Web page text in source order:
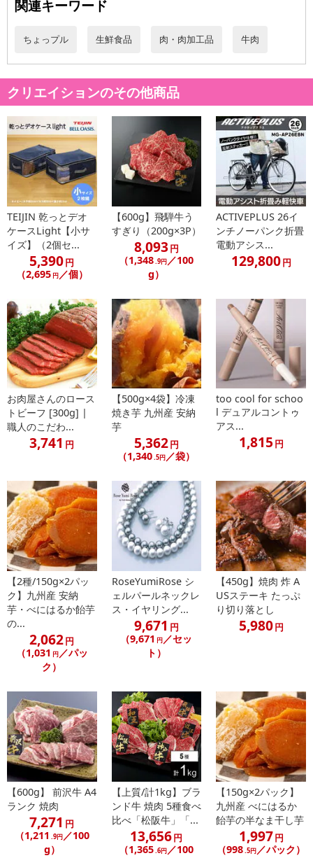
また、[新たな加工食品の原料原産地表示制度]の経過措置期間の終
合がございます。
【お支払いについて】
※送料はお試し費用に含まれております。
※d払い、PayPay、au PAY、au PAY（auかんたん決済）、ソフトバ
ンクまとめて支払い、楽天ペイ、メルペイ、AEON Pay、Amazon
Payでお支払いの場合、決済のため外部サイトへ遷移します。
※予約商品は決済手段ごとに定められた決済期限日にお支払いを完
了することがございます。ご了承いただいたうえでお申し込みくだ
さい。
【配送伝票番号について】
※配送形態がメール便の商品については、商品の発送完了後、配送
伝票番号がマイページに表示されない場合もございます。
【配送日時の指定について】
※配送日時の指定が可能な商品の場合、商品によってご指定できる
配送日、配送時間が異なる可能性がございます。
カート機能をご利用の場合は、配送日時指定をご利用いただけませ
ん。
発送日カレンダー
休業日
■その他共通および商品カテゴリー別注意事項（※必ずご確認くだ
さい）
こちらの情報は 2026年07月09日
関連キーワード
ちょっプル 生鮮食品 肉・肉加工品 牛肉
クリエイションのその他商品
TEIJIN 乾っとデオ
ケースLight【小サ
イズ】（2個セ...
5,390円
（2,695 円／個）
【600g】飛騨牛う
すぎり（200g×3P）
8,093円
（1,348.9円 ／100
g）
ACTIVEPLUS 26イ
ンチノーパンク折畳
電動アシス...
129,800円
お肉屋さんのロース
トビーフ [300g] |
職人のこだわ...
3,741 円
【500g×4袋】冷凍
焼き芋 九州産 安納
芋
5,362円
（1,340.5円／袋）
too cool for schoo
l デュアルコントゥ
アス...
1,815 円
【2種/150g×2パッ
ク】九州産 安納
芋・べにはるか飴芋
の...
2,062円
（1,031 円／パッ
ク）
RoseYumiRose シ
ェルパールネックレ
ス・イヤリング...
9,671 円
（9,671 円／セッ
ト）
【450g】焼肉 炸 A
USステーキ たっぷ
り切り落とし
5,980円
【600g】 前沢牛 A4
ランク 焼肉
7,271 円
（1,211 .9円／100
g）
【上質/計1kg】ブラ
ンド牛 焼肉 5種食べ
比べ「松阪牛」「...
13,656円
（1,365.6円 ／100
【150g×2パック】
九州産 べにはるか
飴芋の半なま干し芋
1,997円
（998.5円 ／パック）